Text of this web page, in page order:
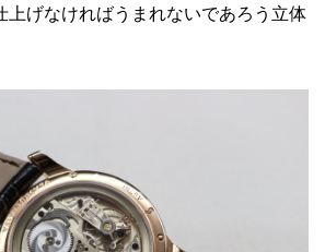
上げなければうまれないであろう立体